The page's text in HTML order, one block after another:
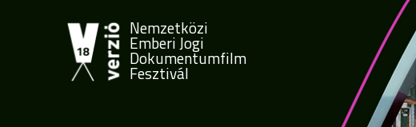
Nemzetközi
Emberi Jogi
Dokumentumfilm
Fesztivál